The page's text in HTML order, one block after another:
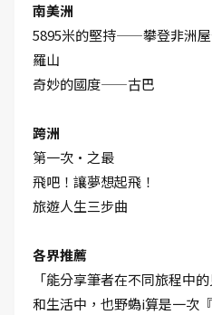
南美洲
5895米的堅持——攀登非洲
羅山
奇妙的國度——古巴
跨洲
第一次•之最
飛吧！讓夢想起飛！
旅遊人生三步曲
各界推薦
「能分享筆者在不同旅程中
和生活中，也野蟡i算是一次